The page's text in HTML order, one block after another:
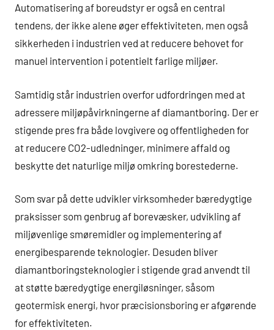
Automatisering af boreudstyr er også en central
tendens, der ikke alene øger effektiviteten, men også
sikkerheden i industrien ved at reducere behovet for
manuel intervention i potentielt farlige miljøer.
Samtidig står industrien overfor udfordringen med at
adressere miljøpåvirkningerne af diamantboring. Der er
stigende pres fra både lovgivere og offentligheden for
at reducere CO2-udledninger, minimere affald og
beskytte det naturlige miljø omkring borestederne.
Som svar på dette udvikler virksomheder bæredygtige
praksisser som genbrug af borevæsker, udvikling af
miljøvenlige smøremidler og implementering af
energibesparende teknologier. Desuden bliver
diamantboringsteknologier i stigende grad anvendt til
at støtte bæredygtige energiløsninger, såsom
geotermisk energi, hvor præcisionsboring er afgørende
for effektiviteten.